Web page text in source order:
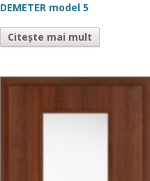
DEMETER model 5
Citește mai mult